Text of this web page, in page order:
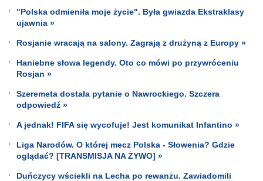
"Polska odmieniła moje życie". Była gwiazda Ekstraklasy
ujawnia »
Rosjanie wracają na salony. Zagrają z drużyną z Europy »
Haniebne słowa legendy. Oto co mówi po przywróceniu
Rosjan »
Szeremeta dostała pytanie o Nawrockiego. Szczera
odpowiedź »
A jednak! FIFA się wycofuje! Jest komunikat Infantino »
Liga Narodów. O której mecz Polska - Słowenia? Gdzie
oglądać? [TRANSMISJA NA ŻYWO] »
Duńczycy wściekli na Lecha po rewanżu. Zawiadomili